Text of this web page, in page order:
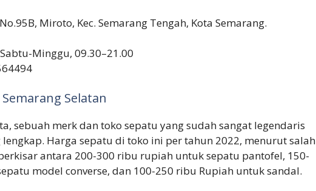
Miroto, Kec. Semarang Tengah, Kota Semarang.
Minggu, 09.30–21.00
Selatan
sebuah merk dan toko sepatu yang sudah sangat legendaris
Harga sepatu di toko ini per tahun 2022, menurut salah
antara 200-300 ribu rupiah untuk sepatu pantofel, 150-
model converse, dan 100-250 ribu Rupiah untuk sandal.